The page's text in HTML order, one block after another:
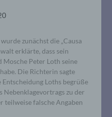
zunächst die „Causa
erklärte, dass sein
Mosche Peter Loth seine
Die Richterin sagte
Entscheidung Loths begrüße
Nebenklagevortrags zu der
teilweise falsche Angaben